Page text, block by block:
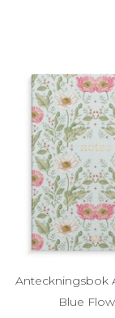
Anteckningsbok
Blue